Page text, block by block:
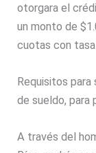
otorgara el
un monto de
cuotas con
Requisitos para
de sueldo, para
A través del